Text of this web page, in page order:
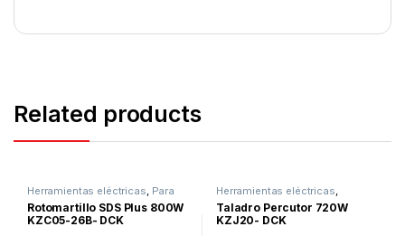
Related products
Herramientas eléctricas, Para
Concreto ,Promociones
Rotomartillo SDS Plus 800W
KZC05-26B- DCK
Herramientas eléctricas,
Taladros ,Para Madera ,Para
Metal,Para Concreto
Taladro Percutor 720W
KZJ20- DCK